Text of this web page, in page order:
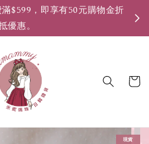
$599，即享有50元購物金折
優惠。
現貨